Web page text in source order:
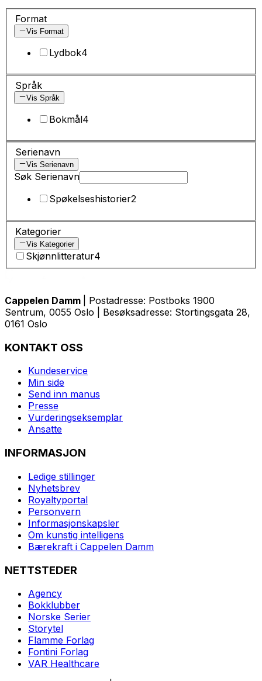
Format
Vis Format
Lydbok4
Språk
Vis Språk
Bokmål4
Serienavn
Vis Serienavn
Søk Serienavn
Spøkelseshistorier2
Kategorier
Vis Kategorier
Skjønnlitteratur4
Cappelen Damm
| Postadresse: Postboks 1900
Sentrum, 0055 Oslo | Besøksadresse: Stortingsgata 28,
0161 Oslo
KONTAKT OSS
Kundeservice
Min side
Send inn manus
Presse
Vurderingseksemplar
Ansatte
INFORMASJON
Ledige stillinger
Nyhetsbrev
Royaltyportal
Personvern
Informasjonskapsler
Om kunstig intelligens
Bærekraft i Cappelen Damm
NETTSTEDER
Agency
Bokklubber
Norske Serier
Storytel
Flamme Forlag
Fontini Forlag
VAR Healthcare